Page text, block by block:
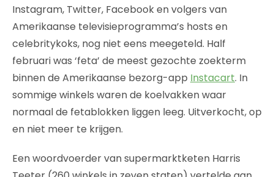
Instagram, Twitter, Facebook en volgers van
Amerikaanse televisieprogramma’s hosts en
celebritykoks, nog niet eens meegeteld. Half
februari was ‘feta’ de meest gezochte zoekterm
binnen de Amerikaanse bezorg-app Instacart. In
sommige winkels waren de koelvakken waar
normaal de fetablokken liggen leeg. Uitverkocht, op
en niet meer te krijgen.
Een woordvoerder van supermarktketen Harris